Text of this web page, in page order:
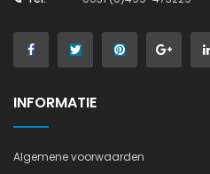
INFORMATIE
Algemene voorwaarden